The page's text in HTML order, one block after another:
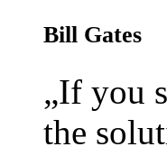
Bill Gates
„If you
the